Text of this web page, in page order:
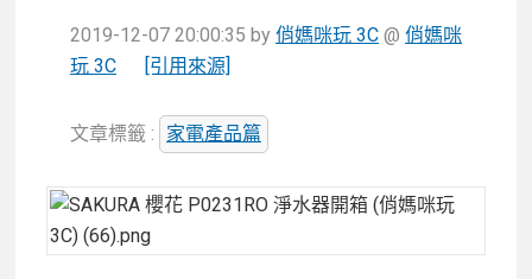
2019-12-07 20:00:35 by 俏媽咪玩 3C @ 俏媽咪
玩 3C
[引用來源]
文章標籤 : 家電產品篇